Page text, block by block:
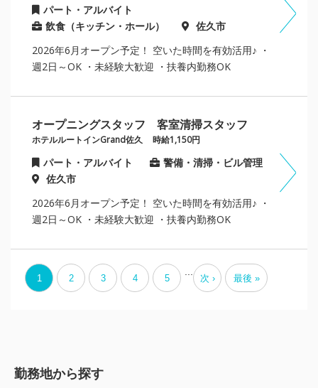
パート・アルバイト
飲食（キッチン・ホール）
佐久市
2026年6月オープン予定！ 空いた時間を有効活用♪ ・
週2日～OK ・未経験大歓迎 ・扶養内勤務OK
オープニングスタッフ 客室清掃スタッフ
ホテルルートインGrand佐久 時給1,150円
パート・アルバイト
警備・清掃・ビル管理
佐久市
2026年6月オープン予定！ 空いた時間を有効活用♪ ・
週2日～OK ・未経験大歓迎 ・扶養内勤務OK
1 2 3 4 5 次 › 最後 »
勤務地から探す